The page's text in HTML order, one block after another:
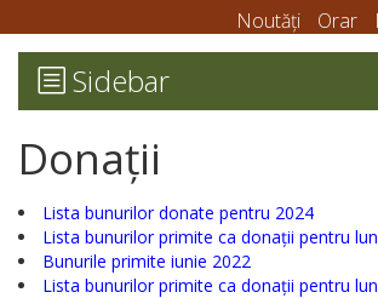
Noutăți Orar
Sidebar
Donații
Lista bunurilor donate pentru 2024
Lista bunurilor primite ca donații pentru
Bunurile primite iunie 2022
Lista bunurilor primite ca donații pentru